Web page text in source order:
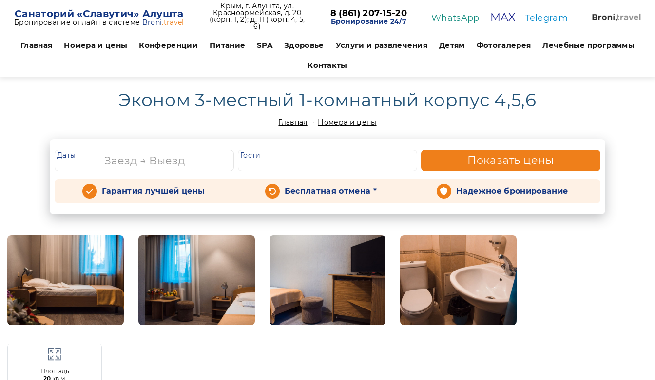
Санаторий «Славутич» Алушта
Бронирование онлайн в системе Broni.travel
Крым, г. Алушта, ул.
Красноармейская, д. 20
(корп. 1, 2); д. 11 (корп. 4, 5,
6)
8 (861) 207-15-20
Бронирование 24/7 WhatsApp MAX Telegram
Главная Номера и цены Конференции Питание SPA Здоровье Услуги и развлечения Детям Фотогалерея Лечебные программы
Контакты
Эконом 3-местный 1-комнатный корпус 4,5,6
Главная Номера и цены
Даты Гости Показать цены
Гарантия лучшей цены Бесплатная отмена * Надежное бронирование
Площадь
20кв.м.